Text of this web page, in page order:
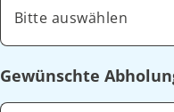
Bitte auswählen
Gewünschte